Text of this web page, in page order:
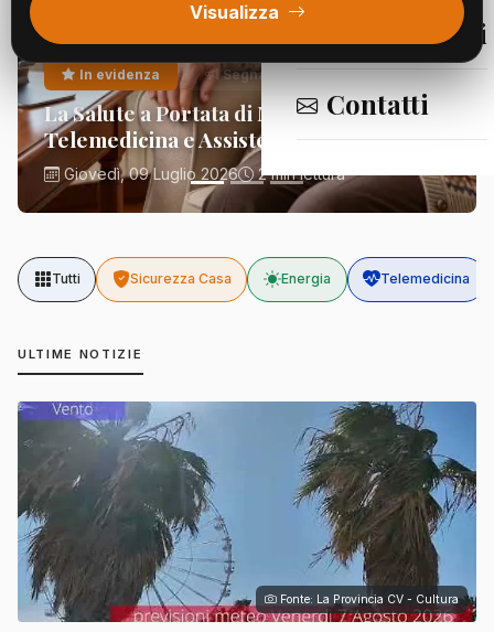
Segnalazioni
Contatti
Visualizza
In evidenza Segnalazioni
La Salute a Portata di Mano:
Telemedicina e Assistenza Domiciliare
Giovedì, 09 Luglio 2026 2 min lettura
Tutti Sicurezza Casa Energia Telemedicina
ULTIME NOTIZIE
Fonte: La Provincia CV - Cultura